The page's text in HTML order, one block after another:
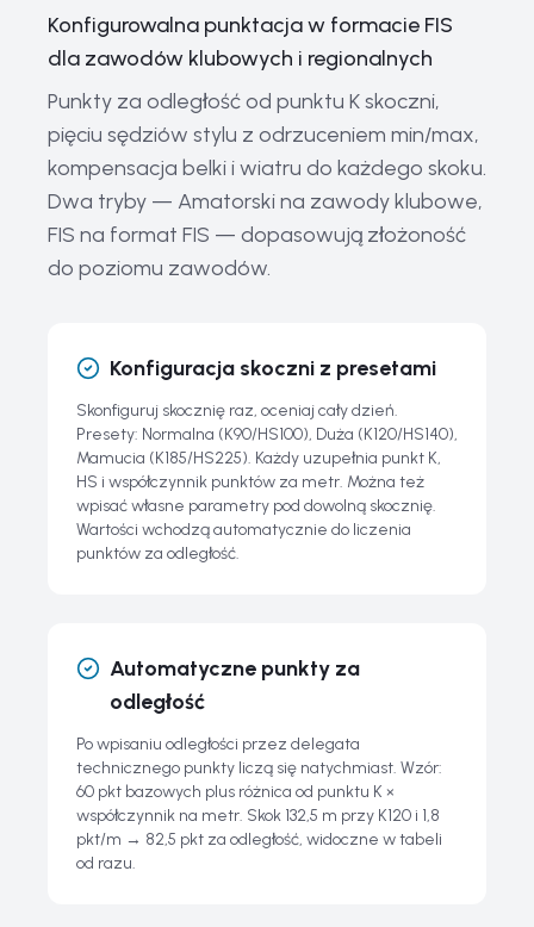
Sprzęt w skokach narciarskich
Aktualne trendy i przyszłość skoków narciarskich
Historia i ewolucja skoków narciarskich
Powiązane przewodniki
Najczęściej zadawane pytania o skoki narciarskie
Konfigurowalna punktacja w formacie FIS
dla zawodów klubowych i regionalnych
Punkty za odległość od punktu K skoczni,
pięciu sędziów stylu z odrzuceniem min/max,
kompensacja belki i wiatru do każdego skoku.
Dwa tryby — Amatorski na zawody klubowe,
FIS na format FIS — dopasowują złożoność
do poziomu zawodów.
Konfiguracja skoczni z presetami
Skonfiguruj skocznię raz, oceniaj cały dzień.
Presety: Normalna (K90/HS100), Duża (K120/HS140),
Mamucia (K185/HS225). Każdy uzupełnia punkt K,
HS i współczynnik punktów za metr. Można też
wpisać własne parametry pod dowolną skocznię.
Wartości wchodzą automatycznie do liczenia
punktów za odległość.
Automatyczne punkty za
odległość
Po wpisaniu odległości przez delegata
technicznego punkty liczą się natychmiast. Wzór:
60 pkt bazowych plus różnica od punktu K ×
współczynnik na metr. Skok 132,5 m przy K120 i 1,8
pkt/m → 82,5 pkt za odległość, widoczne w tabeli
od razu.